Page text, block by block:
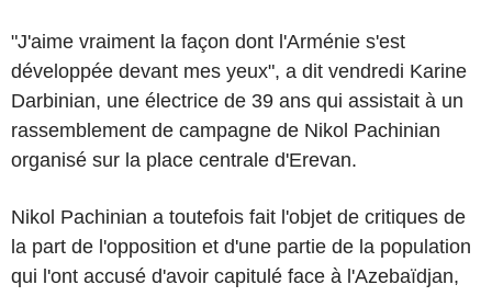
"J'aime vraiment la façon dont l'Arménie s'est
développée devant mes yeux", a dit vendredi Karine
Darbinian, une électrice de 39 ans qui assistait à un
rassemblement de campagne de Nikol Pachinian
organisé sur la place centrale d'Erevan.
Nikol Pachinian a toutefois fait l'objet de critiques de
la part de l'opposition et d'une partie de la population
qui l'ont accusé d'avoir capitulé face à l'Azebaïdjan,